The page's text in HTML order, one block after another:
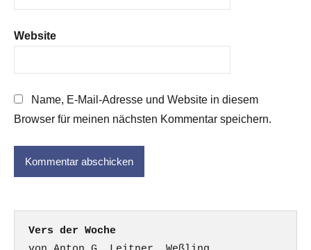
Website
Name, E-Mail-Adresse und Website in diesem
Browser für meinen nächsten Kommentar speichern.
Vers der Woche